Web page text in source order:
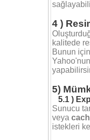
4 )
kalitede
Bunun için
Yahoo'nun
5)
5.1 )
Sunucu
veya
istekleri